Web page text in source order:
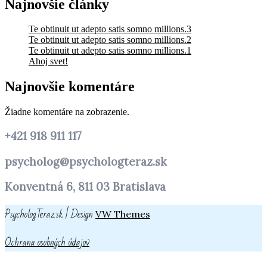
Najnovšie články
Te obtinuit ut adepto satis somno millions.3
Te obtinuit ut adepto satis somno millions.2
Te obtinuit ut adepto satis somno millions.1
Ahoj svet!
Najnovšie komentáre
Žiadne komentáre na zobrazenie.
+421 918 911 117
psycholog@psychologteraz.sk
Konventná 6, 811 03 Bratislava
PsychologTeraz.sk |Design VW Themes
Ochrana osobných údajov